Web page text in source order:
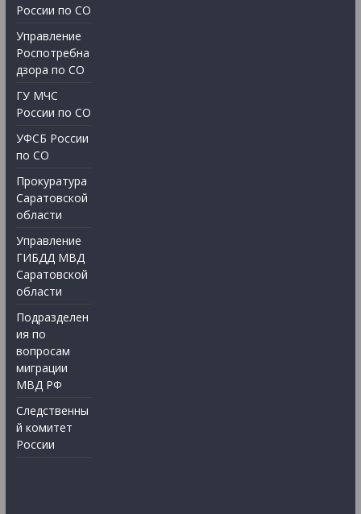
России по СО
Управление
Роспотребна
дзора по СО
ГУ МЧС
России по СО
УФСБ России
по СО
Прокуратура
Саратовской
области
Управление
ГИБДД МВД
Саратовской
области
Подразделен
ия по
вопросам
миграции
МВД РФ
Следственны
й комитет
России